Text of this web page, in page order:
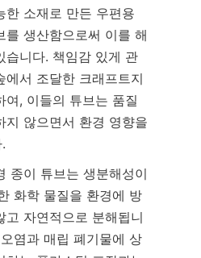
한 소재로 만든 우편용
를 생산함으로써 이를 해
습니다. 책임감 있게 관
에서 조달한 크래프트지
여, 이들의 튜브는 품질
지 않으면서 환경 영향을
종이 튜브는 생분해성이
화학 물질을 환경에 방
고 자연적으로 분해됩니
염과 매립 폐기물에 상